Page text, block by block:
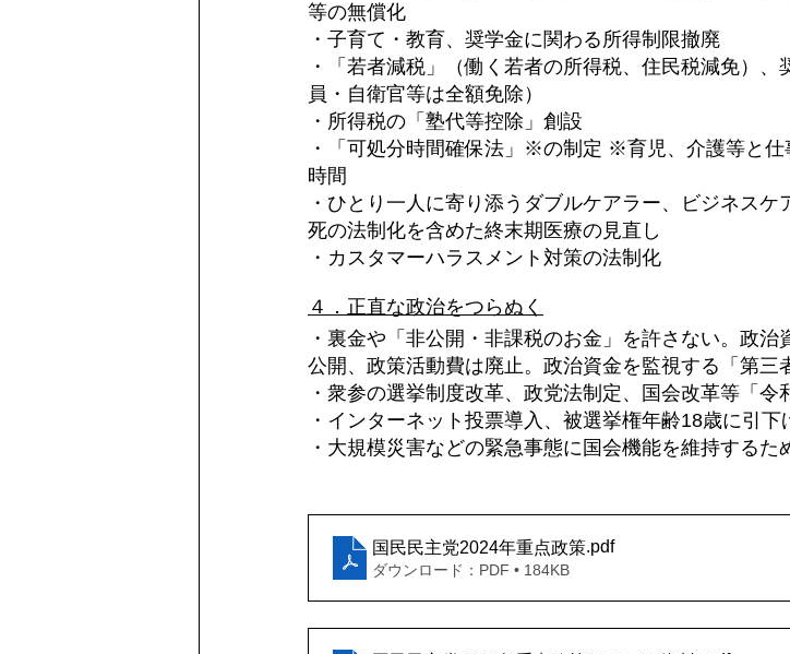
等の無償化
・子育て・教育、奨学金に関わる所得制限撤廃
・「若者減税」（働く若者の所得税、住民税減免）
員・自衛官等は全額免除）
・所得税の「塾代等控除」創設
・「可処分時間確保法」※の制定 ※育児、介護等と
時間
・ひとり一人に寄り添うダブルケアラー、ビジネス
死の法制化を含めた終末期医療の見直し
・カスタマーハラスメント対策の法制化
４．正直な政治をつらぬく
・裏金や「非公開・非課税のお金」を許さない。政
公開、政策活動費は廃止。政治資金を監視する「第三
・衆参の選挙制度改革、政党法制定、国会改革等「令
・インターネット投票導入、被選挙権年齢18歳に引下
・大規模災害などの緊急事態に国会機能を維持するた
国民民主党2024年重点政策.pdf
ダウンロード：PDF • 184KB